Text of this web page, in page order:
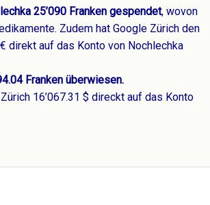
25’090 Franken gespendet, wovon
Zudem hat Google Zürich den
direkt auf das Konto von Nochlechka
Franken überwiesen.
16’067.31 $ direckt auf das Konto